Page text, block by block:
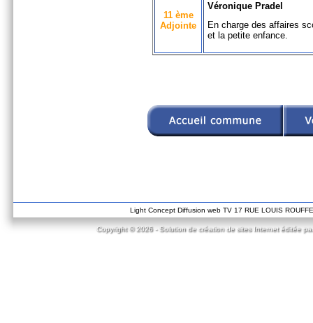
11 ème
Adjointe
Véronique Pradel
En charge des affaires
et la petite enfance.
Light Concept Diffusion web TV 17 RUE LOUIS
Copyright © 2026 - Solution de création de sites Internet éditée